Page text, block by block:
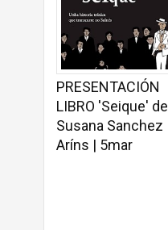
PRESENTACIÓN
LIBRO 'Seique' de
Susana Sanchez
Aríns | 5mar